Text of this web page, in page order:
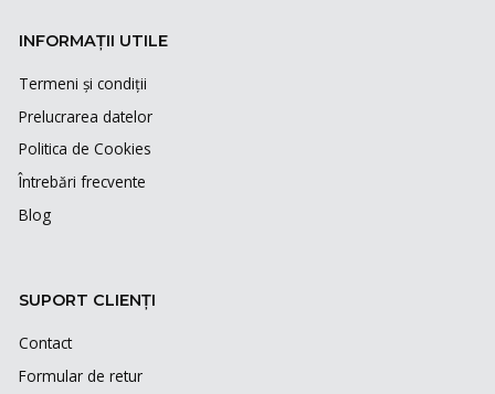
INFORMAȚII UTILE
Termeni și condiții
Prelucrarea datelor
Politica de Cookies
Întrebări frecvente
Blog
SUPORT CLIENȚI
Contact
Formular de retur